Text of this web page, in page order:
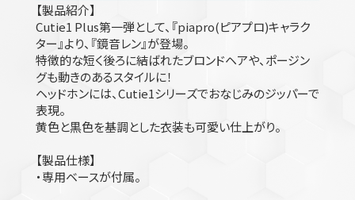
【製品紹介】
Cutie1 Plus第一弾として、『piapro(ピアプロ)キャラク
ター』より、『鏡音レン』が登場。
特徴的な短く後ろに結ばれたブロンドヘアや、ポージン
グも動きのあるスタイルに！
ヘッドホンには、Cutie1シリーズでおなじみのジッパーで
表現。
黄色と黒色を基調とした衣装も可愛い仕上がり。
【製品仕様】
・専用ベースが付属。